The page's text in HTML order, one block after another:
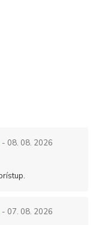
- 08. 08. 2026
- 07. 08. 2026